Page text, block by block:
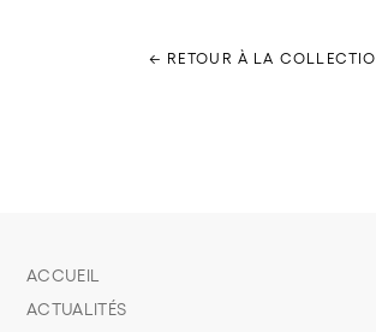
← RETOUR À LA
ACCUEIL
ACTUALITÉS